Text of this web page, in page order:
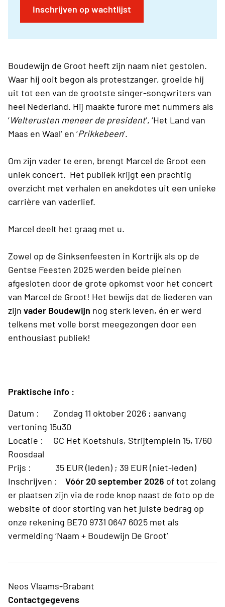
Inschrijven op wachtlijst
Boudewijn de Groot heeft zijn naam niet gestolen.
Waar hij ooit begon als protestzanger, groeide hij
uit tot een van de grootste singer-songwriters van
heel Nederland. Hij maakte furore met nummers als
‘Welterusten meneer de president‘, ‘Het Land van
Maas en Waal‘ en ‘Prikkebeen‘.
Om zijn vader te eren, brengt Marcel de Groot een
uniek concert. Het publiek krijgt een prachtig
overzicht met verhalen en anekdotes uit een unieke
carrière van vaderlief.
Marcel deelt het graag met u.
Zowel op de Sinksenfeesten in Kortrijk als op de
Gentse Feesten 2025 werden beide pleinen
afgesloten door de grote opkomst voor het concert
van Marcel de Groot! Het bewijs dat de liederen van
zijn vader Boudewijn nog sterk leven, én er werd
telkens met volle borst meegezongen door een
enthousiast publiek!
Praktische info :
Datum : Zondag 11 oktober 2026 ; aanvang
vertoning 15u30
Locatie : GC Het Koetshuis, Strijtemplein 15, 1760
Roosdaal
Prijs : 35 EUR (leden) ; 39 EUR (niet-leden)
Inschrijven : Vóór 20 september 2026 of tot zolang
er plaatsen zijn via de rode knop naast de foto op de
website of door storting van het juiste bedrag op
onze rekening BE70 9731 0647 6025 met als
vermelding ‘Naam + Boudewijn De Groot’
Neos Vlaams-Brabant
Contactgegevens